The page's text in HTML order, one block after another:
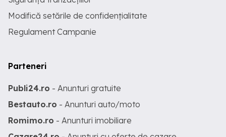
Modifică setările de confidențialitate
Regulament Campanie
Parteneri
Publi24.ro - Anunturi gratuite
Bestauto.ro - Anunturi auto/moto
Romimo.ro - Anunturi imobiliare